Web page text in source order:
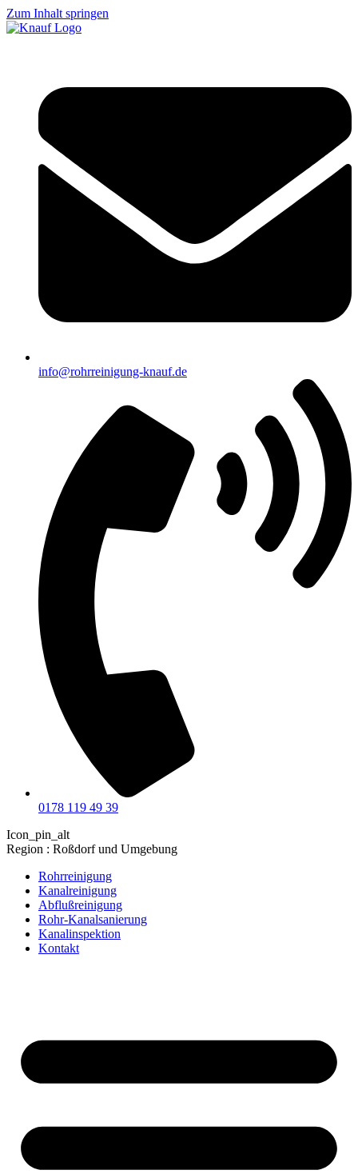
Zum Inhalt springen
info@rohrreinigung-knauf.de
0178 119 49 39
Icon_pin_alt
Region : Roßdorf und Umgebung
Rohrreinigung
Kanalreinigung
Abflußreinigung
Rohr-Kanalsanierung
Kanalinspektion
Kontakt